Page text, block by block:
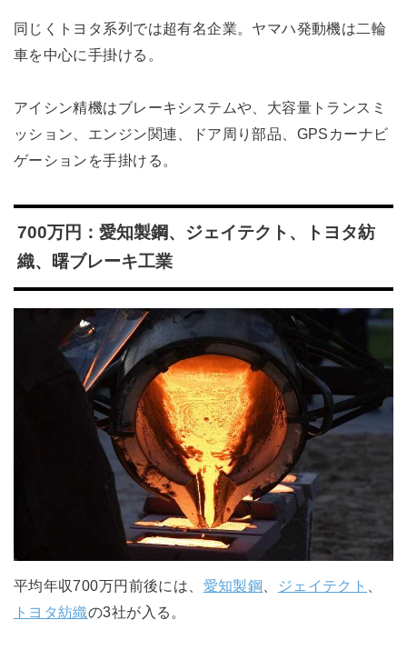
同じくトヨタ系列では超有名企業。ヤマハ発動機は二輪
車を中心に手掛ける。
アイシン精機はブレーキシステムや、大容量トランスミ
ッション、エンジン関連、ドア周り部品、GPSカーナビ
ゲーションを手掛ける。
700万円：愛知製鋼、ジェイテクト、トヨタ紡
織、曙ブレーキ工業
平均年収700万円前後には、 愛知製鋼 ジェイテクト
トヨタ紡織の3社が入る。